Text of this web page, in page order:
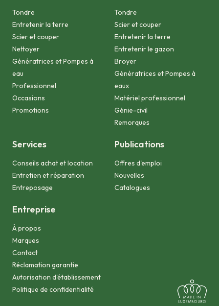
Tondre
Entretenir la terre
Scier et couper
Nettoyer
Génératrices et Pompes à
eau
Professionnel
Occasions
Promotions
Tondre
Scier et couper
Entretenir la terre
Entretenir le gazon
Broyer
Génératrices et Pompes à
eaux
Matériel professionnel
Génie-civil
Remorques
Services
Conseils achat et location
Entretien et réparation
Entreposage
Publications
Offres d'emploi
Nouvelles
Catalogues
Entreprise
À propos
Marques
Contact
Réclamation garantie
Autorisation d'établissement
Politique de confidentialité